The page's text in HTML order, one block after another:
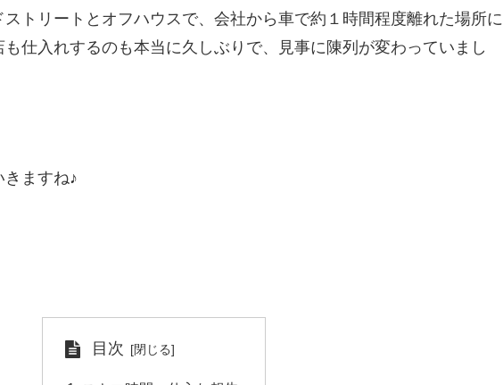
トリートとオフハウスで、会社から車で約１時間程度離れた場所に
仕入れするのも本当に久しぶりで、見事に陳列が変わっていまし
ますね♪
目次